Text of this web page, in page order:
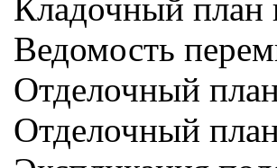
Кладочный план
Ведомость
Отделочный
Отделочный